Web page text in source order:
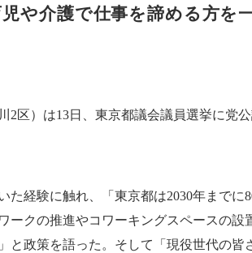
児や介護で仕事を諦める方
区）は13日、東京都議会議員選挙に党
経験に触れ、「東京都は2030年まで
ークの推進やコワーキングスペースの
と政策を語った。そして「現役世代の